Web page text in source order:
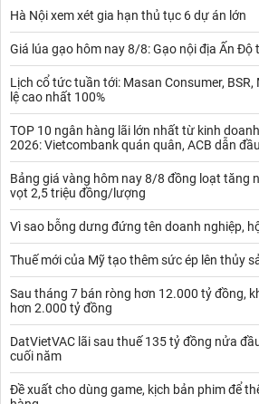
Hà Nội xem xét gia hạn thủ tục 6 dự án lớn
Giá lúa gạo hôm nay 8/8: Gạo nội địa Ấn Độ
Lịch cổ tức tuần tới: Masan Consumer,
lệ cao nhất 100%
TOP 10 ngân hàng lãi lớn nhất từ kinh
2026: Vietcombank quán quân, ACB dẫn
Bảng giá vàng hôm nay 8/8 đồng loạt tăng
vọt 2,5 triệu đồng/lượng
Vì sao bỗng dưng đứng tên doanh nghiệp,
Thuế mới của Mỹ tạo thêm sức ép lên thủy
Sau tháng 7 bán ròng hơn 12.000 tỷ đồng,
hơn 2.000 tỷ đồng
DatVietVAC lãi sau thuế 135 tỷ đồng nửa
cuối năm
Đề xuất cho dùng game, kịch bản phim để